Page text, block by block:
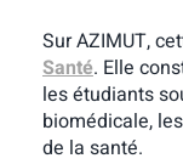
Sur AZIMUT,
Santé. Elle
les étudiants
biomédicale,
de la santé.